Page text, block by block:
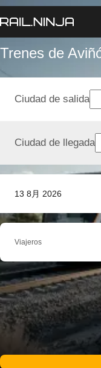
Trenes de
13 8月 2026
Ciudad de salida
Ciudad de llegada
Viajeros